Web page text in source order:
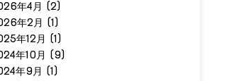
年4月 (2)
年2月 (1)
年12月 (1)
年10月 (9)
年9月 (1)